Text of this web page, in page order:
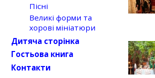
Пісні
Великі форми та
хорові мініатюри
Дитяча сторінка
Гостьова книга
Контакти